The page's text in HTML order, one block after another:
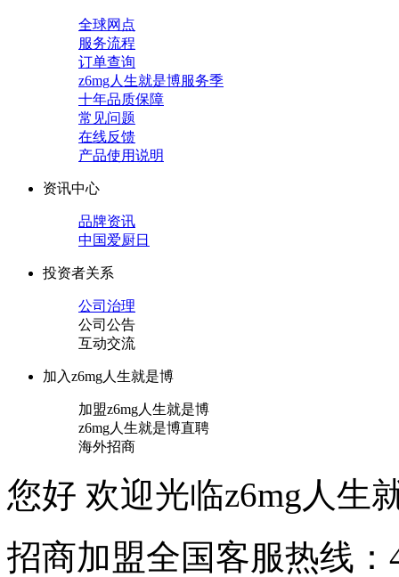
全球网点
服务流程
订单查询
z6mg人生就是博服务季
十年品质保障
常见问题
在线反馈
产品使用说明
资讯中心
品牌资讯
中国爱厨日
投资者关系
公司治理
公司公告
互动交流
加入z6mg人生就是博
加盟z6mg人生就是博
z6mg人生就是博直聘
海外招商
您好 欢迎光临z6mg人生就
招商加盟全国客服热线